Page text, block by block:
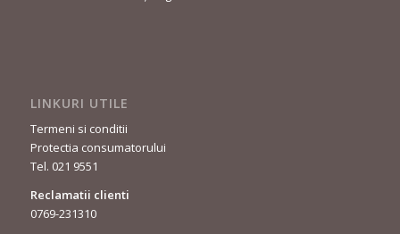
LINKURI UTILE
Termeni si conditii
Protectia consumatorului
Tel. 021 9551
Reclamatii clienti
0769-231310